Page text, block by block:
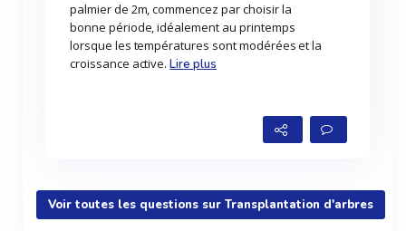
palmier de 2m, commencez par choisir la
bonne période, idéalement au printemps
lorsque les températures sont modérées et la
croissance active.Lire plus
Voir toutes les questions sur Transplantation d'arbres